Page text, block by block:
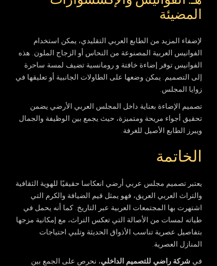
المضيئة
لإضفاء المزيد من الطابع العربي التقليدي، يمكن استخدام
الفوانيس العربية المصنوعة من النحاس أو الزجاج الملون. هذه
الفوانيس توفر إضاءة خافتة و رومانسية تضيف لمسة ساحرة
إلى التصميم. يمكن وضعها على الطاولات الجانبية أو تعليقها في
زوايا المجلس.
تصميم الإضاءة بعناية داخل المجلس العربي الأرضي يضمن
تحقيق أجواء مريحة ومتميزة، حيث يجمع بين الوظيفة والجمال
ويبرز الطابع الأصيل للغرفة.
الخاتمة
يعتبر تصميم مجلس عربي أرضي انعكاسا حقيقيًا للهوية الثقافية
والتراث العربي العريق، فهو يمثل قيم الضيافة والكرم التي
اشتهرت بها المجتمعات العربية عبر التاريخ. كما أنه يحمل في
طياته لمسات من الأصالة التي تعكس التراث، مع إمكانية مزجها
بتفاصيل عصرية تناسب الأذواق الحديثة وتلبي احتياجات
المنازل العصرية.
في شركة راضي للتصميم الداخلي، نحرص على الجمع بين